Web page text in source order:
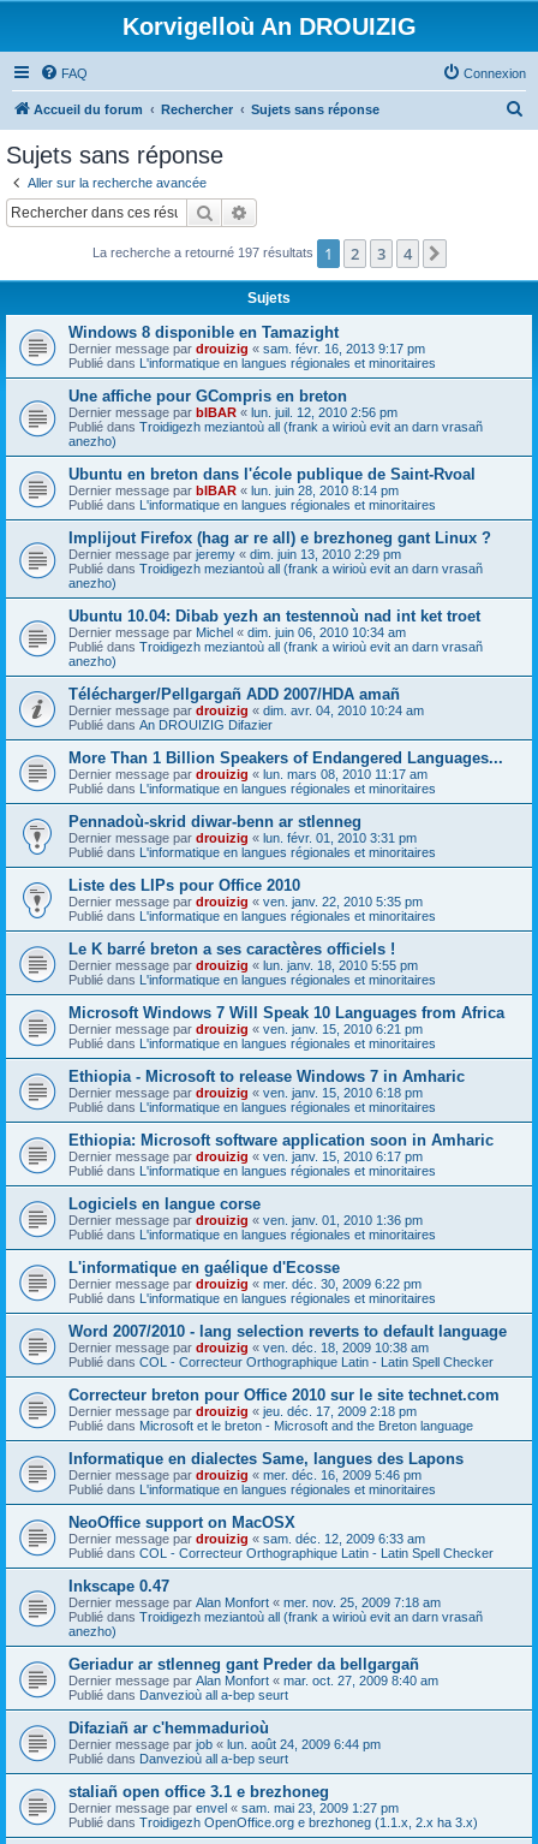
Korvigelloù An DROUIZIG
FAQ Connexion
Accueil du forum Rechercher Sujets sans réponse
c
Sujets sans réponse
Aller sur la recherche avancée
Rechercher
La recherche a retourné 197 résultats 1 2 3 4
Sujets
Windows 8 disponible en Tamazight
Dernier message par drouizig « sam. févr. 16, 2013 9:17 pm
Publié dans L'informatique en langues régionales et minoritaires
Une affiche pour GCompris en breton
Dernier message par bIBAR « lun. juil. 12, 2010 2:56 pm
Publié dans Troidigezh meziantoù all (frank a wirioù evit an darn vrasañ
anezho)
Ubuntu en breton dans l'école publique de Saint-Rvoal
Dernier message par bIBAR « lun. juin 28, 2010 8:14 pm
Publié dans L'informatique en langues régionales et minoritaires
Implijout Firefox (hag ar re all) e brezhoneg gant Linux ?
Dernier message par jeremy « dim. juin 13, 2010 2:29 pm
Publié dans Troidigezh meziantoù all (frank a wirioù evit an darn vrasañ
anezho)
Ubuntu 10.04: Dibab yezh an testennoù nad int ket troet
Dernier message par Michel « dim. juin 06, 2010 10:34 am
Publié dans Troidigezh meziantoù all (frank a wirioù evit an darn vrasañ
anezho)
Télécharger/Pellgargañ ADD 2007/HDA amañ
Dernier message par drouizig « dim. avr. 04, 2010 10:24 am
Publié dans An DROUIZIG Difazier
More Than 1 Billion Speakers of Endangered Languages...
Dernier message par drouizig « lun. mars 08, 2010 11:17 am
Publié dans L'informatique en langues régionales et minoritaires
Pennadoù-skrid diwar-benn ar stlenneg
Dernier message par drouizig « lun. févr. 01, 2010 3:31 pm
Publié dans L'informatique en langues régionales et minoritaires
Liste des LIPs pour Office 2010
Dernier message par drouizig « ven. janv. 22, 2010 5:35 pm
Publié dans L'informatique en langues régionales et minoritaires
Le K barré breton a ses caractères officiels !
Dernier message par drouizig « lun. janv. 18, 2010 5:55 pm
Publié dans L'informatique en langues régionales et minoritaires
Microsoft Windows 7 Will Speak 10 Languages from Africa
Dernier message par drouizig « ven. janv. 15, 2010 6:21 pm
Publié dans L'informatique en langues régionales et minoritaires
Ethiopia - Microsoft to release Windows 7 in Amharic
Dernier message par drouizig « ven. janv. 15, 2010 6:18 pm
Publié dans L'informatique en langues régionales et minoritaires
Ethiopia: Microsoft software application soon in Amharic
Dernier message par drouizig « ven. janv. 15, 2010 6:17 pm
Publié dans L'informatique en langues régionales et minoritaires
Logiciels en langue corse
Dernier message par drouizig « ven. janv. 01, 2010 1:36 pm
Publié dans L'informatique en langues régionales et minoritaires
L'informatique en gaélique d'Ecosse
Dernier message par drouizig « mer. déc. 30, 2009 6:22 pm
Publié dans L'informatique en langues régionales et minoritaires
Word 2007/2010 - lang selection reverts to default language
Dernier message par drouizig « ven. déc. 18, 2009 10:38 am
Publié dans COL - Correcteur Orthographique Latin - Latin Spell Checker
Correcteur breton pour Office 2010 sur le site technet.com
Dernier message par drouizig « jeu. déc. 17, 2009 2:18 pm
Publié dans Microsoft et le breton - Microsoft and the Breton language
Informatique en dialectes Same, langues des Lapons
Dernier message par drouizig « mer. déc. 16, 2009 5:46 pm
Publié dans L'informatique en langues régionales et minoritaires
NeoOffice support on MacOSX
Dernier message par drouizig « sam. déc. 12, 2009 6:33 am
Publié dans COL - Correcteur Orthographique Latin - Latin Spell Checker
Inkscape 0.47
Dernier message par Alan Monfort « mer. nov. 25, 2009 7:18 am
Publié dans Troidigezh meziantoù all (frank a wirioù evit an darn vrasañ
anezho)
Geriadur ar stlenneg gant Preder da bellgargañ
Dernier message par Alan Monfort « mar. oct. 27, 2009 8:40 am
Publié dans Danvezioù all a-bep seurt
Difaziañ ar c'hemmadurioù
Dernier message par job « lun. août 24, 2009 6:44 pm
Publié dans Danvezioù all a-bep seurt
staliañ open office 3.1 e brezhoneg
Dernier message par envel « sam. mai 23, 2009 1:27 pm
Publié dans Troidigezh OpenOffice.org e brezhoneg (1.1.x, 2.x ha 3.x)